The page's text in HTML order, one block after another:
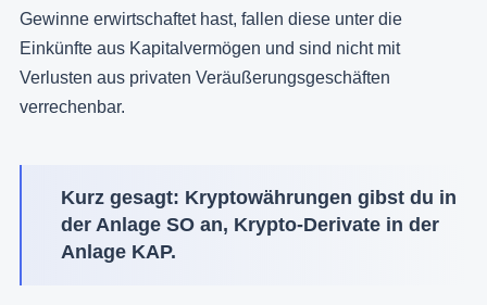
Gewinne erwirtschaftet hast, fallen diese unter die
Einkünfte aus Kapitalvermögen und sind nicht mit
Verlusten aus privaten Veräußerungsgeschäften
verrechenbar.
Kurz gesagt: Kryptowährungen gibst du in
der Anlage SO an, Krypto-Derivate in der
Anlage KAP.